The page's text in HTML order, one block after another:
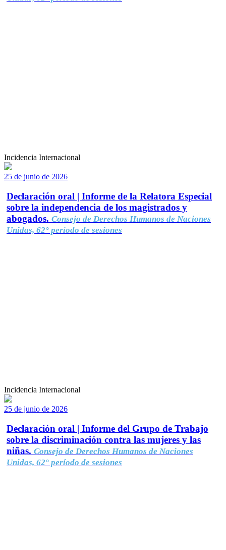
Incidencia Internacional
25 de junio de 2026
Declaración oral | Informe de la Relatora Especial
sobre la independencia de los magistrados y
abogados. Consejo de Derechos Humanos de Naciones
Unidas, 62° período de sesiones
Incidencia Internacional
25 de junio de 2026
Declaración oral | Informe del Grupo de Trabajo
sobre la discriminación contra las mujeres y las
niñas. Consejo de Derechos Humanos de Naciones
Unidas, 62° período de sesiones